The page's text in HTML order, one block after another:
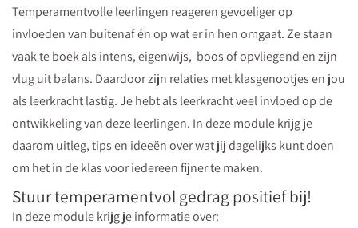
temperamentvol
karakter.
Volg
gratis
microlearning
leer
meer
over
Temperamentvolle leerlingen reageren gevoeliger op
invloeden van buitenaf én op wat er in hen omgaat. Ze staan
vaak te boek als intens, eigenwijs, boos of opvliegend en zijn
vlug uit balans. Daardoor zijn relaties met klasgenootjes en jou
als leerkracht lastig. Je hebt als leerkracht veel invloed op de
ontwikkeling van deze leerlingen. In deze module krijg je
daarom uitleg, tips en ideeën over wat jij dagelijks kunt doen
om het in de klas voor iedereen fijner te maken.
Stuur temperamentvol gedrag positief bij!
In deze module krijg je informatie over: